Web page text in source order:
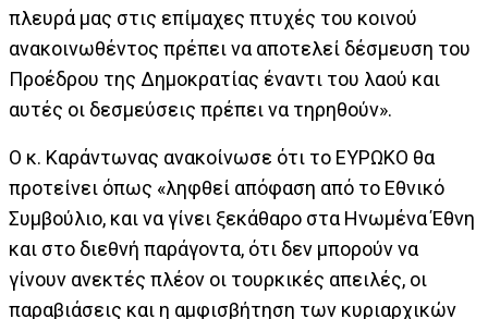
πλευρά μας στις επίμαχες πτυχές του κοινού
ανακοινωθέντος πρέπει να αποτελεί δέσμευση του
Προέδρου της Δημοκρατίας έναντι του λαού και
αυτές οι δεσμεύσεις πρέπει να τηρηθούν».
Ο κ. Καράντωνας ανακοίνωσε ότι το ΕΥΡΩΚΟ θα
προτείνει όπως «ληφθεί απόφαση από το Εθνικό
Συμβούλιο, και να γίνει ξεκάθαρο στα Ηνωμένα Έθνη
και στο διεθνή παράγοντα, ότι δεν μπορούν να
γίνουν ανεκτές πλέον οι τουρκικές απειλές, οι
παραβιάσεις και η αμφισβήτηση των κυριαρχικών